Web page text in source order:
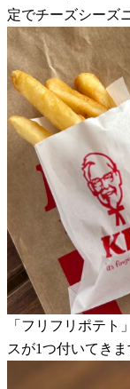
定でチーズシーズ
「フリフリポテト
スが1つ付いてきま